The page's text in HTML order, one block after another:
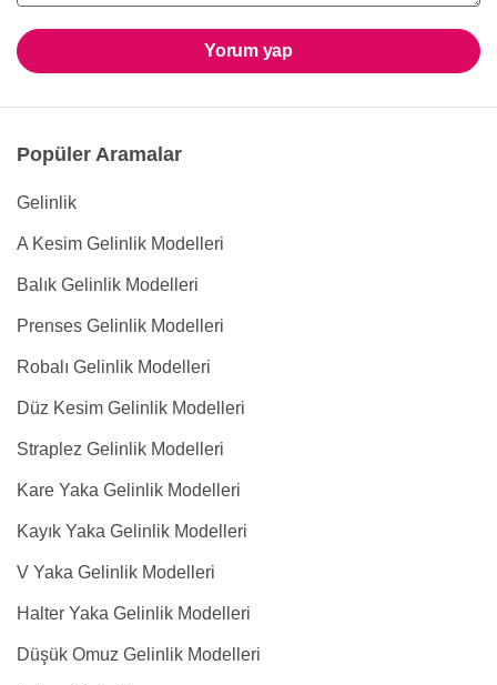
Yorum yap
Popüler Aramalar
Gelinlik
A Kesim Gelinlik Modelleri
Balık Gelinlik Modelleri
Prenses Gelinlik Modelleri
Robalı Gelinlik Modelleri
Düz Kesim Gelinlik Modelleri
Straplez Gelinlik Modelleri
Kare Yaka Gelinlik Modelleri
Kayık Yaka Gelinlik Modelleri
V Yaka Gelinlik Modelleri
Halter Yaka Gelinlik Modelleri
Düşük Omuz Gelinlik Modelleri